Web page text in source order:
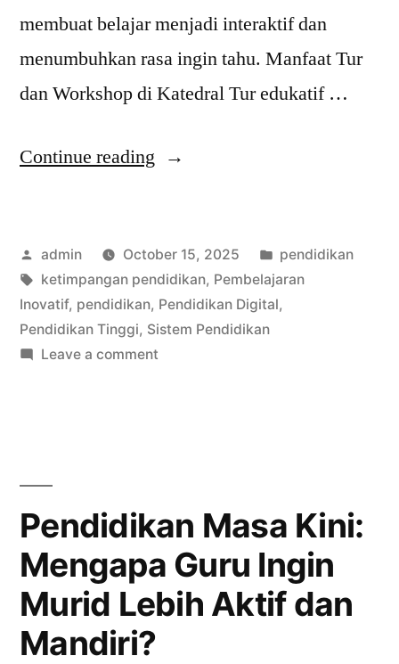
membuat belajar menjadi interaktif dan
menumbuhkan rasa ingin tahu. Manfaat Tur
dan Workshop di Katedral Tur edukatif …
Continue reading “Eksplorasi
Katedral:
Murid
Mengasah
Pengetahuan
Posted
by
admin October 15, 2025
Posted
in
pendidikan
Tags:
ketimpangan pendidikan, Pembelajaran
Inovatif, pendidikan, Pendidikan Digital,
Pendidikan Tinggi, Sistem Pendidikan
Leave a commenton
Pengetahuan
Lewat
Tur
dan
Pendidikan Masa Kini:
Mengapa Guru Ingin
Murid Lebih Aktif dan
Mandiri?